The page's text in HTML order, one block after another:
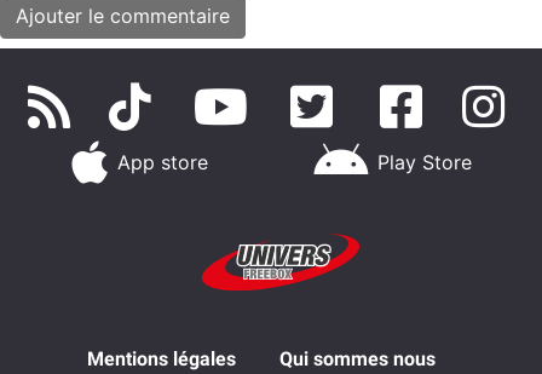
App store Play Store
Mentions légales Qui sommes nous